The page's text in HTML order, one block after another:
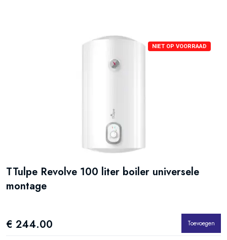
NIET OP VOORRAAD
TTulpe Revolve 100 liter boiler universele
montage
€ 244.00 Toevoegen